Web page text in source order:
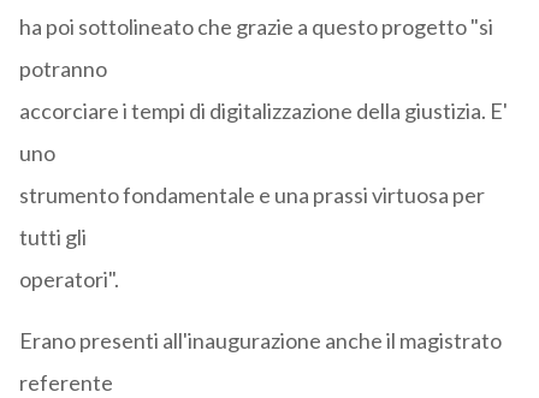
ha poi sottolineato che grazie a questo progetto "si
potranno
accorciare i tempi di digitalizzazione della giustizia. E'
uno
strumento fondamentale e una prassi virtuosa per
tutti gli
operatori".
Erano presenti all'inaugurazione anche il magistrato
referente